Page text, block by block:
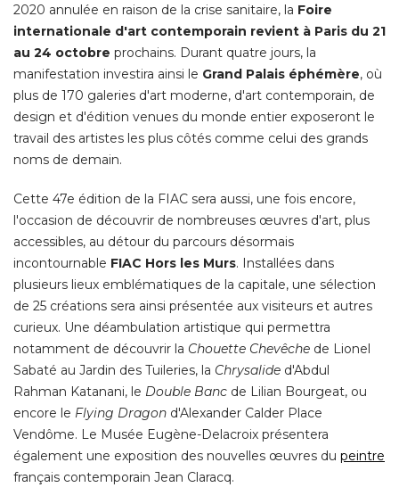
2020 annulée en raison de la crise sanitaire, la Foire
internationale d'art contemporain revient à Paris du 21
au 24 octobre prochains. Durant quatre jours, la
manifestation investira ainsi le Grand Palais éphémère, où
plus de 170 galeries d'art moderne, d'art contemporain, de
design et d'édition venues du monde entier exposeront le
travail des artistes les plus côtés comme celui des grands
noms de demain.
Cette 47e édition de la FIAC sera aussi, une fois encore,
l'occasion de découvrir de nombreuses œuvres d'art, plus
accessibles, au détour du parcours désormais
incontournable FIAC Hors les Murs. Installées dans
plusieurs lieux emblématiques de la capitale, une sélection
de 25 créations sera ainsi présentée aux visiteurs et autres
curieux. Une déambulation artistique qui permettra
notamment de découvrir la Chouette Chevêche de Lionel
Sabaté au Jardin des Tuileries, la Chrysalide d'Abdul
Rahman Katanani, le Double Banc de Lilian Bourgeat, ou
encore le Flying Dragon d'Alexander Calder Place
Vendôme. Le Musée Eugène-Delacroix présentera
également une exposition des nouvelles œuvres du peintre
français contemporain Jean Claracq.